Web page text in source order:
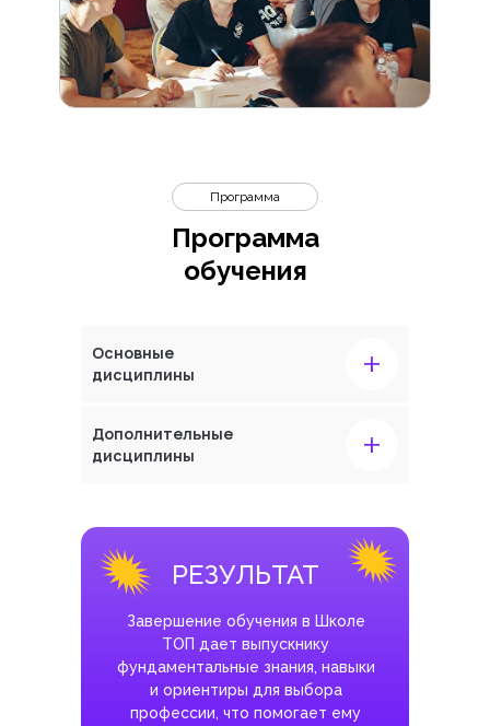
Программа
обучения
Программа
Основные
дисциплины
+
Дополнительные
дисциплины
+
РЕЗУЛЬТАТ
Завершение обучения в Школе
ТОП дает выпускнику
фундаментальные знания, навыки
и ориентиры для выбора
профессии, что помогает ему